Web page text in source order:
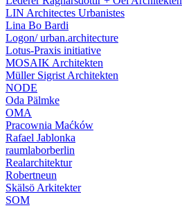
LIN Architectes Urbanistes
Lina Bo Bardi
Logon/ urban.architecture
Lotus-Praxis initiative
MOSAIK Architekten
Müller Sigrist Architekten
NODE
Oda Pälmke
OMA
Pracownia Maćków
Rafael Jablonka
raumlaborberlin
Realarchitektur
Robertneun
Skälsö Arkitekter
SOM